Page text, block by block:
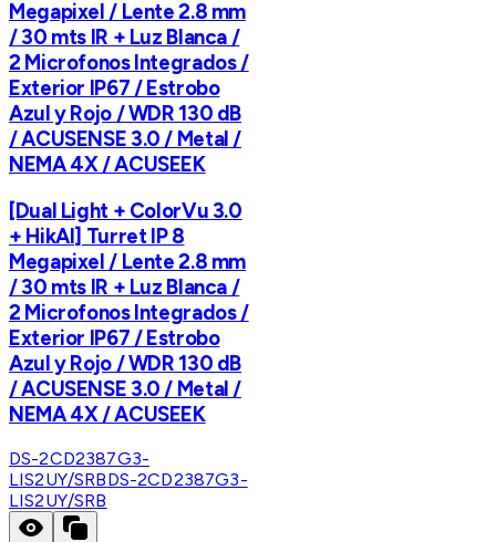
Megapixel / Lente 2.8 mm
/ 30 mts IR + Luz Blanca /
2 Microfonos Integrados /
Exterior IP67 / Estrobo
Azul y Rojo / WDR 130 dB
/ ACUSENSE 3.0 / Metal /
NEMA 4X / ACUSEEK
[Dual Light + ColorVu 3.0
+ HikAI] Turret IP 8
Megapixel / Lente 2.8 mm
/ 30 mts IR + Luz Blanca /
2 Microfonos Integrados /
Exterior IP67 / Estrobo
Azul y Rojo / WDR 130 dB
/ ACUSENSE 3.0 / Metal /
NEMA 4X / ACUSEEK
DS-2CD2387G3-
LIS2UY/SRBDS-2CD2387G3-
LIS2UY/SRB